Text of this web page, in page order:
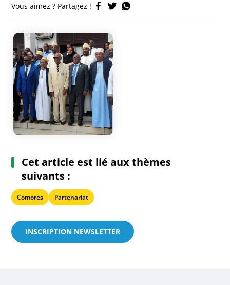
Vous aimez ? Partagez !
Cet article est lié aux thèmes
suivants :
Comores Partenariat
INSCRIPTION NEWSLETTER